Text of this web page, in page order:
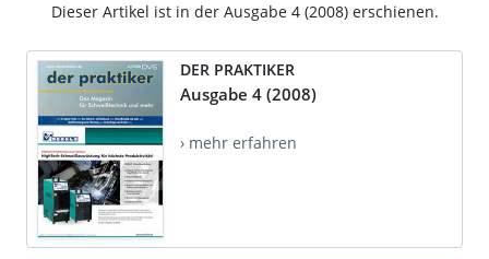
Dieser Artikel ist in der Ausgabe 4 (2008) erschienen.
DER PRAKTIKER
Ausgabe 4 (2008)
› mehr erfahren